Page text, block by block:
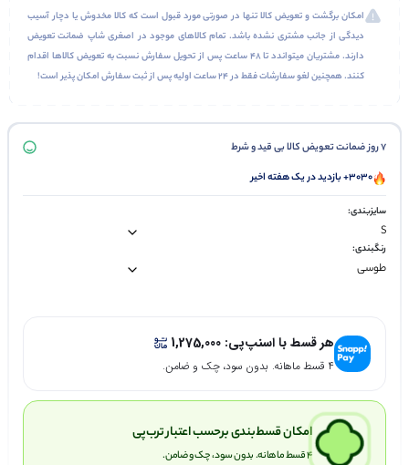
امکان برگشت و تعویض کالا تنها در صورتی مورد قبول است که کالا مخدوش یا دچار آسیب
دیدگی از جانب مشتری نشده باشد. تمام کالاهای موجود در اصغری شاپ ضمانت تعویض
دارند. مشتریان میتواندد تا 48 ساعت پس از تحویل سفارش نسبت به تعویض کالاها اقدام
کنند. همچنین لغو سفارشات فقط در 24 ساعت اولیه پس از ثبت سفارش امکان پذیر است!
7 روز ضمانت تعویض کالا بی قید و شرط
3030+ بازدید در یک هفته اخیر
سایزبندی:
رنگبندی:
هر قسط با اسنپ‌پی: 1,275,000
۴ قسط ماهانه. بدون سود، چک و ضامن.
امکان قسط‌بندی برحسب اعتبار ترب‌پی
۴ قسط ماهانه. بدون سود، چک و ضامن.